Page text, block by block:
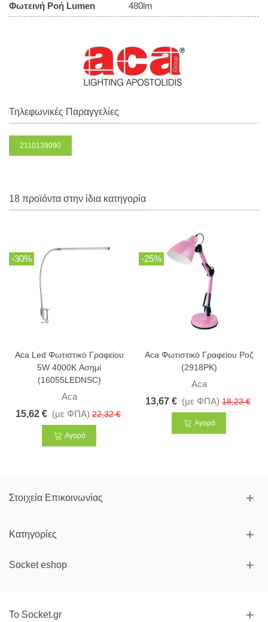
Φωτεινή Ροή Lumen 480lm
Τηλεφωνικές Παραγγελίες
2110139090
18 προϊόντα στην ίδια κατηγορία
-30%
Aca Led Φωτιστικό Γραφείου
5W 4000K Ασημί
(16055LEDNSC)
Aca
15,62 € (με ΦΠΑ) 22,32 €
Αγορά
-25%
Aca Φωτιστικό Γραφείου Ροζ
(2918PK)
Aca
13,67 € (με ΦΠΑ) 18,23 €
Αγορά
Στοιχεία Επικοινωνίας
Κατηγορίες
Socket eshop
Το Socket.gr